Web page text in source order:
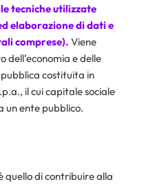
tecniche utilizzate
elaborazione di dati e
comprese). Viene
dell’economia e delle
costituita in
il cui capitale sociale
un ente pubblico.
quello di contribuire alla